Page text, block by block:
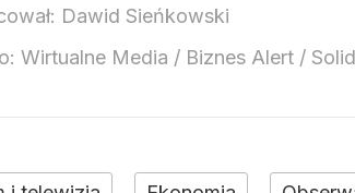
Dawid Sieńkowski
Wirtualne Media / Biznes Alert /